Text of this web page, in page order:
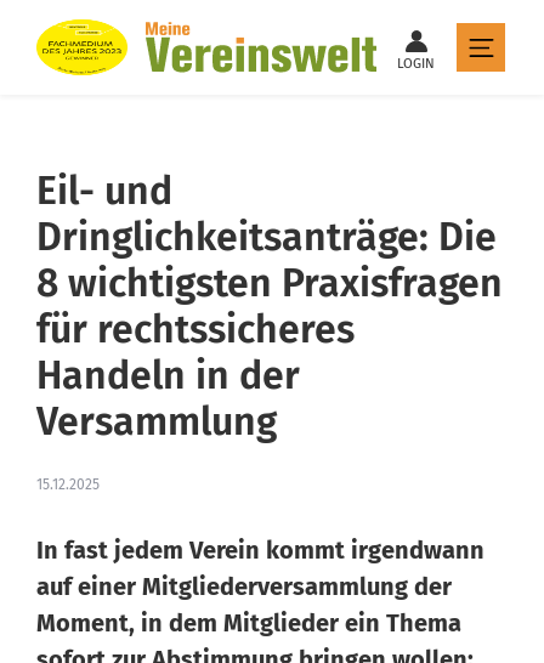
LOGIN
Eil- und
Dringlichkeitsanträge: Die
8 wichtigsten Praxisfragen
für rechtssicheres
Handeln in der
Versammlung
15.12.2025
In fast jedem Verein kommt irgendwann
auf einer Mitgliederversammlung der
Moment, in dem Mitglieder ein Thema